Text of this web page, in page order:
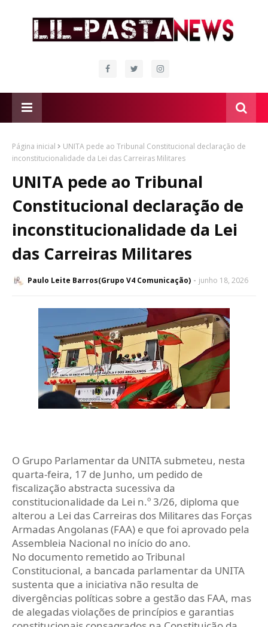
Página inicial
UNITA pede ao Tribunal Constitucional declaração de
inconstitucionalidade da Lei das Carreiras Militares
UNITA pede ao Tribunal
Constitucional declaração de
inconstitucionalidade da Lei
das Carreiras Militares
Paulo Leite Barros(Grupo V4 Comunicação) junho 18, 2026
O Grupo Parlamentar da UNITA submeteu, nesta
quarta-feira, 17 de Junho, um pedido de
fiscalização abstracta sucessiva da
constitucionalidade da Lei n.º 3/26, diploma que
alterou a Lei das Carreiras dos Militares das Forças
Armadas Angolanas (FAA) e que foi aprovado pela
Assembleia Nacional no início do ano.
No documento remetido ao Tribunal
Constitucional, a bancada parlamentar da UNITA
sustenta que a iniciativa não resulta de
divergências políticas sobre a gestão das FAA, mas
de alegadas violações de princípios e garantias